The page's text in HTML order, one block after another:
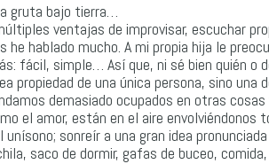
gruta bajo tierra…
ventajas de improvisar, escuchar
he hablado mucho. A mi propia hija le
fácil, simple… Así que, ni sé bien quién o
propiedad de una única persona, sino una
demasiado ocupados en otras
el amor, están en el aire envolviéndonos
sonreír a una gran idea
saco de dormir, gafas de buceo,